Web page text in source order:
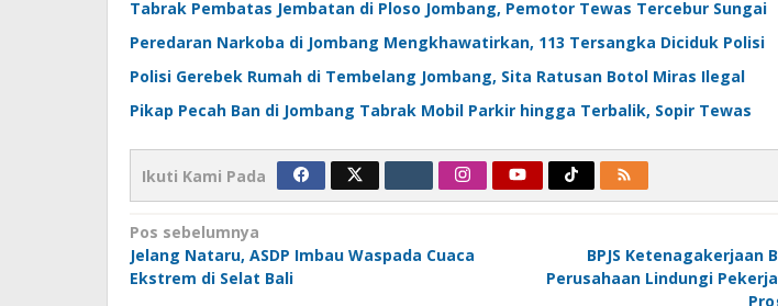
Tabrak Pembatas Jembatan di Ploso Jombang, Pemotor Tewas Tercebur Sungai
Peredaran Narkoba di Jombang Mengkhawatirkan, 113 Tersangka Diciduk Polisi
Polisi Gerebek Rumah di Tembelang Jombang, Sita Ratusan Botol Miras Ilegal
Pikap Pecah Ban di Jombang Tabrak Mobil Parkir hingga Terbalik, Sopir Tewas
Ikuti Kami Pada
Navigasi
pos
Pos sebelumnya
Jelang Nataru, ASDP Imbau Waspada Cuaca
Ekstrem di Selat Bali
BPJS Ketenagakerjaan
Perusahaan Lindungi